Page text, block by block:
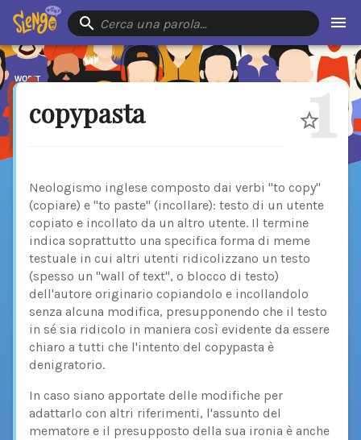
Cerca una parola…
copypasta 1
Neologismo inglese composto dai verbi "to copy"
(copiare) e "to paste" (incollare): testo di un utente
copiato e incollato da un altro utente. Il termine
indica soprattutto una specifica forma di meme
testuale in cui altri utenti ridicolizzano un testo
(spesso un "wall of text", o blocco di testo)
dell'autore originario copiandolo e incollandolo
senza alcuna modifica, presupponendo che il testo
in sé sia ridicolo in maniera così evidente da essere
chiaro a tutti che l'intento del copypasta è
denigratorio.
In caso siano apportate delle modifiche per
adattarlo con altri riferimenti, l'assunto del
mematore e il presupposto della sua ironia è anche